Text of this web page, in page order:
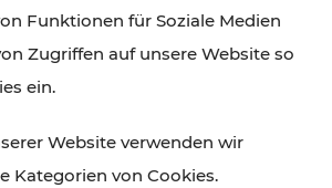
und das Burgenland
und Gastronomie,
Naturgenuss – viele
Funktionen für Soziale Medien
Zugriffen auf unsere Website so
ein.
Website verwenden wir
Kategorien von Cookies.